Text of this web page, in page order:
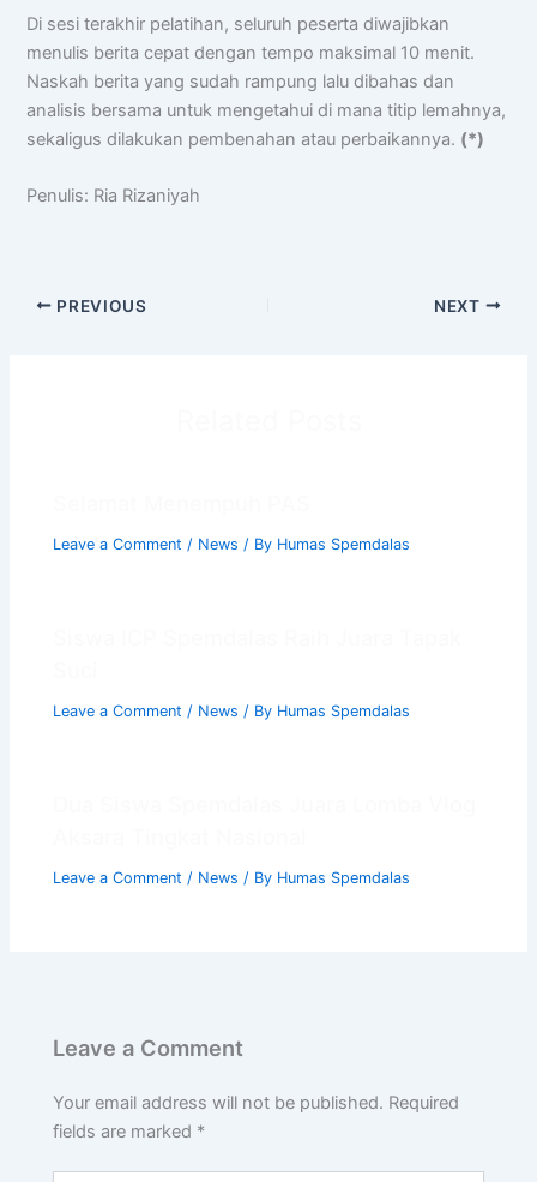
Di sesi terakhir pelatihan, seluruh peserta diwajibkan
menulis berita cepat dengan tempo maksimal 10 menit.
Naskah berita yang sudah rampung lalu dibahas dan
analisis bersama untuk mengetahui di mana titip lemahnya,
sekaligus dilakukan pembenahan atau perbaikannya. (*)
Penulis: Ria Rizaniyah
PREVIOUS NEXT
Leave a Comment / News / By Humas Spemdalas
Leave a Comment / News / By Humas Spemdalas
Leave a Comment / News / By Humas Spemdalas
Leave a Comment
Your email address will not be published. Required
fields are marked *